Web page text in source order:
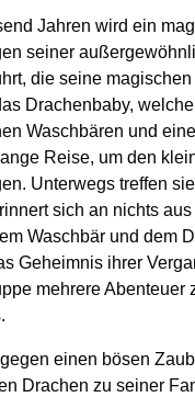
Jahren wird ein
seiner
die seine
Drachenbaby,
Waschbären und
Reise, um den
Unterwegs treffen
sich an nichts
Waschbär und dem
Geheimnis ihrer
mehrere Abenteuer
einen bösen
Drachen zu seiner